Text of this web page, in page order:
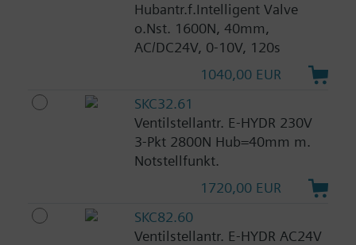
Hubantr.f.Intelligent Valve
o.Nst. 1600N, 40mm,
AC/DC24V, 0-10V, 120s
1040,00 EUR
SKC32.61
Ventilstellantr. E-HYDR 230V
3-Pkt 2800N Hub=40mm m.
Notstellfunkt.
1720,00 EUR
SKC82.60
Ventilstellantr. E-HYDR AC24V